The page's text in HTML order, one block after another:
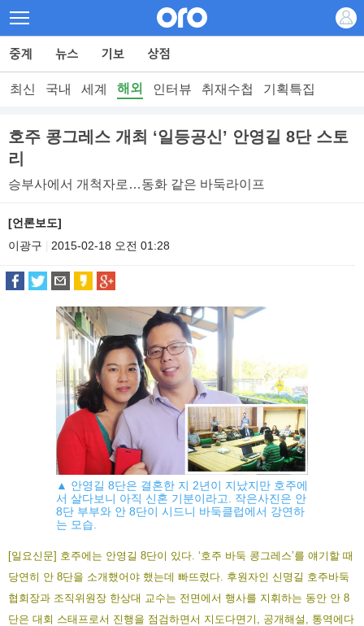
최신 국내 세계 해외 인터뷰 취재수첩 기획특집
호주 콩그레스 개최 ‘일등공신’ 안영길 8단 스토
리
승부사에서 개척자로…동화 같은 바둑라이프
[언론보도]
이광구
2015-02-18 오전 01:28
▲ 안영길 8단은 결혼한 지 2년이 지났지만 호주에
서 살다보니 아직 신혼 기분이라고. 작은사진은 안
8단 부부와 안 8단이 시드니 바둑클럽에서 강연하
는 모습.
[일요신문] 호주에는 안영길 8단이 있다. ‘호주 바둑 콩그레스’를 얘기할 때
당연히 안 8단을 소개했어야 했는데 빠뜨렸다. 후원자인 신명길 호주바둑
협회장과 조직위원장 한상대 교수는 전면에서 행사를 지휘하는 동안 안 8
단은 대회 스태프로서 진행을 점검하면서 지도다면기, 공개해설, 통역에다